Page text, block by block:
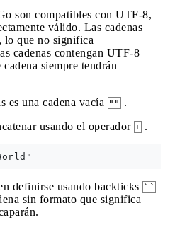
son compatibles con UTF-8,
válido. Las cadenas
lo que no significa
cadenas contengan UTF-8
siempre tendrán
es una cadena vacía "" .
usando el operador + .
definirse usando backticks ``
sin formato que significa